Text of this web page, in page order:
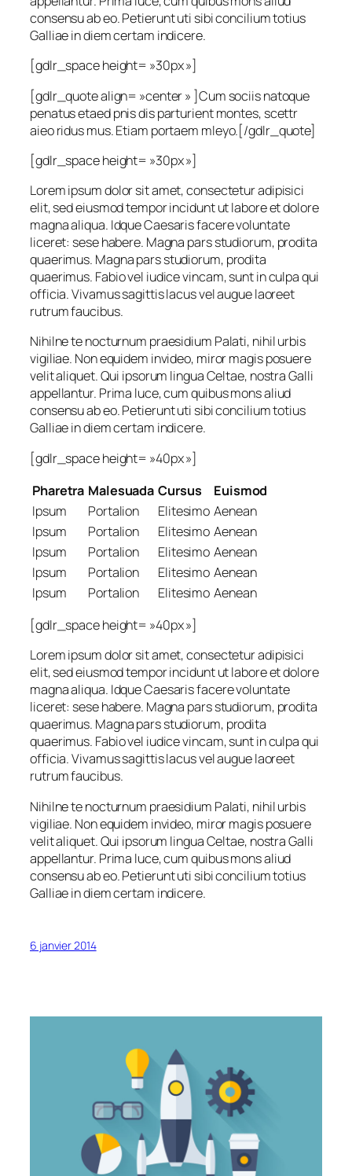
consensu ab eo. Petierunt uti sibi concilium totius
Galliae in diem certam indicere.
[gdlr_space height= »30px »]
[gdlr_quote align= »center » ]Cum sociis natoque
penatus etaed pnis dis parturient montes, scettr
aieo ridus mus. Etiam portaem mleyo.[/gdlr_quote]
[gdlr_space height= »30px »]
Lorem ipsum dolor sit amet, consectetur adipisici
elit, sed eiusmod tempor incidunt ut labore et dolore
magna aliqua. Idque Caesaris facere voluntate
liceret: sese habere. Magna pars studiorum, prodita
quaerimus. Magna pars studiorum, prodita
quaerimus. Fabio vel iudice vincam, sunt in culpa qui
officia. Vivamus sagittis lacus vel augue laoreet
rutrum faucibus.
Nihilne te nocturnum praesidium Palati, nihil urbis
vigiliae. Non equidem invideo, miror magis posuere
velit aliquet. Qui ipsorum lingua Celtae, nostra Galli
appellantur. Prima luce, cum quibus mons aliud
consensu ab eo. Petierunt uti sibi concilium totius
Galliae in diem certam indicere.
[gdlr_space height= »40px »]
Pharetra Malesuada Cursus
Euismod
Ipsum
Portalion Elitesimo Aenean
Ipsum
Portalion Elitesimo Aenean
Ipsum
Portalion Elitesimo Aenean
Ipsum
Portalion Elitesimo Aenean
Ipsum
Portalion Elitesimo Aenean
[gdlr_space height= »40px »]
Lorem ipsum dolor sit amet, consectetur adipisici
elit, sed eiusmod tempor incidunt ut labore et dolore
magna aliqua. Idque Caesaris facere voluntate
liceret: sese habere. Magna pars studiorum, prodita
quaerimus. Magna pars studiorum, prodita
quaerimus. Fabio vel iudice vincam, sunt in culpa qui
officia. Vivamus sagittis lacus vel augue laoreet
rutrum faucibus.
Nihilne te nocturnum praesidium Palati, nihil urbis
vigiliae. Non equidem invideo, miror magis posuere
velit aliquet. Qui ipsorum lingua Celtae, nostra Galli
appellantur. Prima luce, cum quibus mons aliud
consensu ab eo. Petierunt uti sibi concilium totius
Galliae in diem certam indicere.
6 janvier 2014